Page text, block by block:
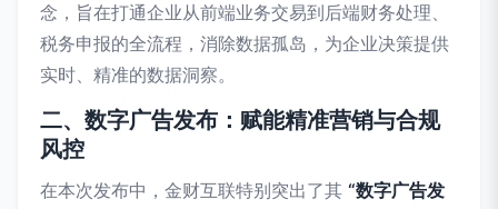
念，旨在打通企业从前端业务交易到后端财务处理、
税务申报的全流程，消除数据孤岛，为企业决策提供
实时、精准的数据洞察。
二、数字广告发布：赋能精准营销与合规
风控
在本次发布中，金财互联特别突出了其 “数字广告发